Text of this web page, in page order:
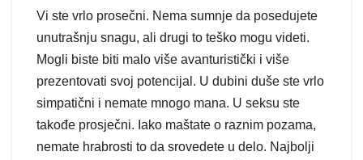
Vi ste vrlo prosečni. Nema sumnje da posedujete
unutrašnju snagu, ali drugi to teško mogu videti.
Mogli biste biti malo više avanturistički i više
prezentovati svoj potencijal. U dubini duše ste vrlo
simpatični i nemate mnogo mana. U seksu ste
takođe prosječni. Iako maštate o raznim pozama,
nemate hrabrosti to da srovedete u delo. Najbolji